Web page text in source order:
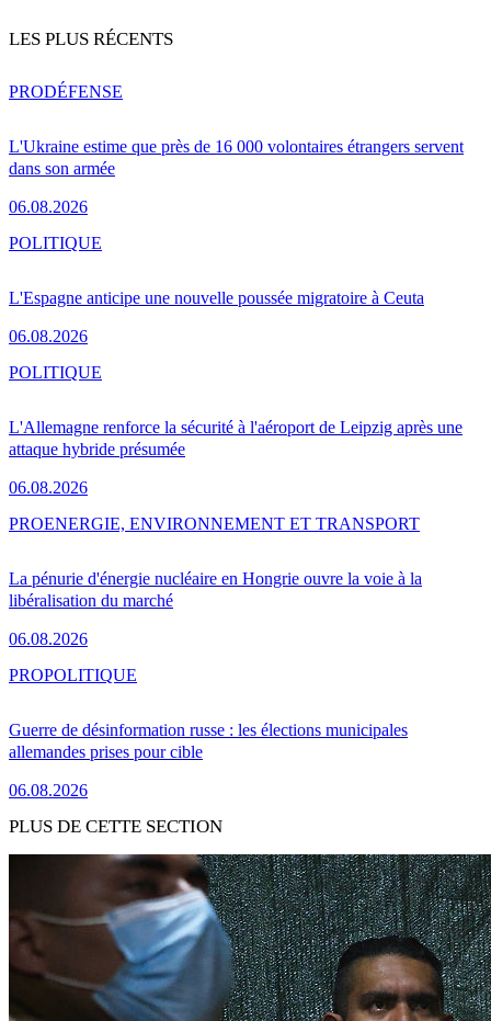
LES PLUS RÉCENTS
L'Ukraine estime que près de 16 000 volontaires étrangers servent
dans son armée
06.08.2026
PRODÉFENSE
L'Espagne anticipe une nouvelle poussée migratoire à Ceuta
06.08.2026
POLITIQUE
L'Allemagne renforce la sécurité à l'aéroport de Leipzig après une
attaque hybride présumée
06.08.2026
POLITIQUE
La pénurie d'énergie nucléaire en Hongrie ouvre la voie à la
libéralisation du marché
06.08.2026
PROENERGIE, ENVIRONNEMENT ET TRANSPORT
Guerre de désinformation russe : les élections municipales
allemandes prises pour cible
06.08.2026
PROPOLITIQUE
PLUS DE CETTE SECTION